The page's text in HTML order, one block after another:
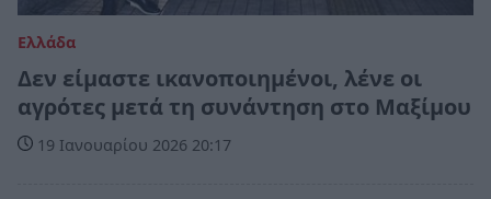
Ελλάδα
Δεν είμαστε ικανοποιημένοι, λένε οι
αγρότες μετά τη συνάντηση στο Μαξίμου
19 Ιανουαρίου 2026 20:17